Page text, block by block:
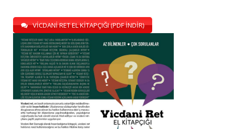
VİCDANİ RET EL KİTAPÇIĞI (PDF İNDİR)